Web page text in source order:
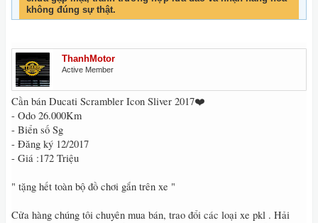
không đúng sự thật.
ThanhMotor
Active Member
Cần bán Ducati Scrambler Icon Sliver 2017❤️
- Odo 26.000Km
- Biển số Sg
- Đăng ký 12/2017
- Giá :172 Triệu
" tặng hết toàn bộ đồ chơi gắn trên xe "
Cửa hàng chúng tôi chuyên mua bán, trao đổi các loại xe pkl . Hải